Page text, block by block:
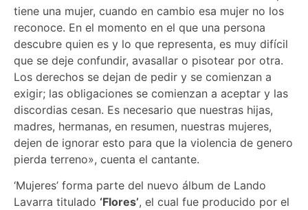
tiene una mujer, cuando en cambio esa mujer no los
reconoce. En el momento en el que una persona
descubre quien es y lo que representa, es muy difícil
que se deje confundir, avasallar o pisotear por otra.
Los derechos se dejan de pedir y se comienzan a
exigir; las obligaciones se comienzan a aceptar y las
discordias cesan. Es necesario que nuestras hijas,
madres, hermanas, en resumen, nuestras mujeres,
dejen de ignorar esto para que la violencia de genero
pierda terreno», cuenta el cantante.
‘Mujeres’ forma parte del nuevo álbum de Lando
Lavarra titulado ‘Flores’, el cual fue producido por el